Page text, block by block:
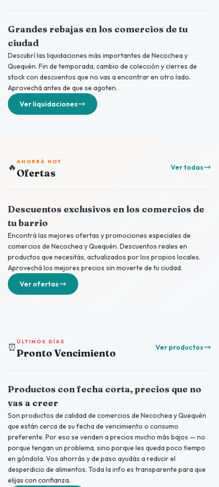
Grandes rebajas en los comercios de tu
ciudad
Descubrí las liquidaciones más importantes de Necochea y
Quequén. Fin de temporada, cambio de colección y cierres de
stock con descuentos que no vas a encontrar en otro lado.
Aprovechá antes de que se agoten.
Ver liquidaciones
🔥 AHORRÁ HOY
Ofertas Ver todas
Descuentos exclusivos en los comercios de
tu barrio
Encontrá las mejores ofertas y promociones especiales de
comercios de Necochea y Quequén. Descuentos reales en
productos que necesitás, actualizados por los propios locales.
Aprovechá los mejores precios sin moverte de tu ciudad.
Ver ofertas
⏰ ÚLTIMOS DÍAS
Pronto Vencimiento Ver productos
Productos con fecha corta, precios que no
vas a creer
Son productos de calidad de comercios de Necochea y Quequén
que están cerca de su fecha de vencimiento o consumo
preferente. Por eso se venden a precios mucho más bajos — no
porque tengan un problema, sino porque les queda poco tiempo
en góndola. Vos ahorrás y de paso ayudás a reducir el
desperdicio de alimentos. Toda la info es transparente para que
elijas con confianza.